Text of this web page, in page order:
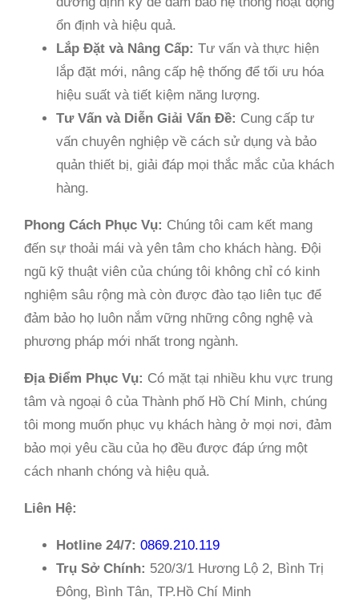
ổn định và hiệu quả.
Lắp Đặt và Nâng Cấp: Tư vấn và thực hiện
lắp đặt mới, nâng cấp hệ thống để tối ưu hóa
hiệu suất và tiết kiệm năng lượng.
Tư Vấn và Diễn Giải Vấn Đề: Cung cấp tư
vấn chuyên nghiệp về cách sử dụng và bảo
quản thiết bị, giải đáp mọi thắc mắc của khách
hàng.
Phong Cách Phục Vụ: Chúng tôi cam kết mang
đến sự thoải mái và yên tâm cho khách hàng. Đội
ngũ kỹ thuật viên của chúng tôi không chỉ có kinh
nghiệm sâu rộng mà còn được đào tạo liên tục để
đảm bảo họ luôn nắm vững những công nghệ và
phương pháp mới nhất trong ngành.
Địa Điểm Phục Vụ: Có mặt tại nhiều khu vực trung
tâm và ngoại ô của Thành phố Hồ Chí Minh, chúng
tôi mong muốn phục vụ khách hàng ở mọi nơi, đảm
bảo mọi yêu cầu của họ đều được đáp ứng một
cách nhanh chóng và hiệu quả.
Liên Hệ:
Hotline 24/7: 0869.210.119
Trụ Sở Chính: 520/3/1 Hương Lộ 2, Bình Trị
Đông, Bình Tân, TP.Hồ Chí Minh